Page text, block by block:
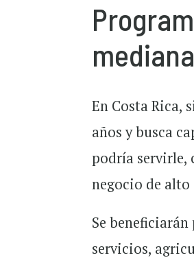
En Costa Rica,
años y busca
podría servirle,
negocio de
Se
servicios,